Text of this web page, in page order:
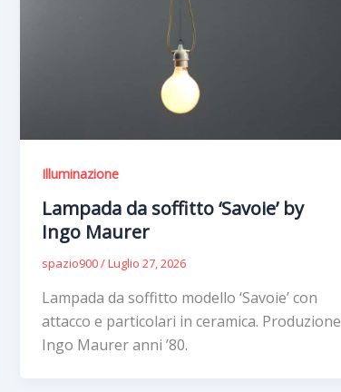
Illuminazione
Lampada da soffitto ‘Savoie’ by
Ingo Maurer
spazio900/Luglio 27, 2026
Lampada da soffitto modello ‘Savoie’ con
attacco e particolari in ceramica. Produzione
Ingo Maurer anni ’80.